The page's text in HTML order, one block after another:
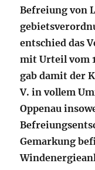
Befreiung von
entschied das
mit Urteil vom
gab damit der
V. in vollem
Oppenau
Gemarkung